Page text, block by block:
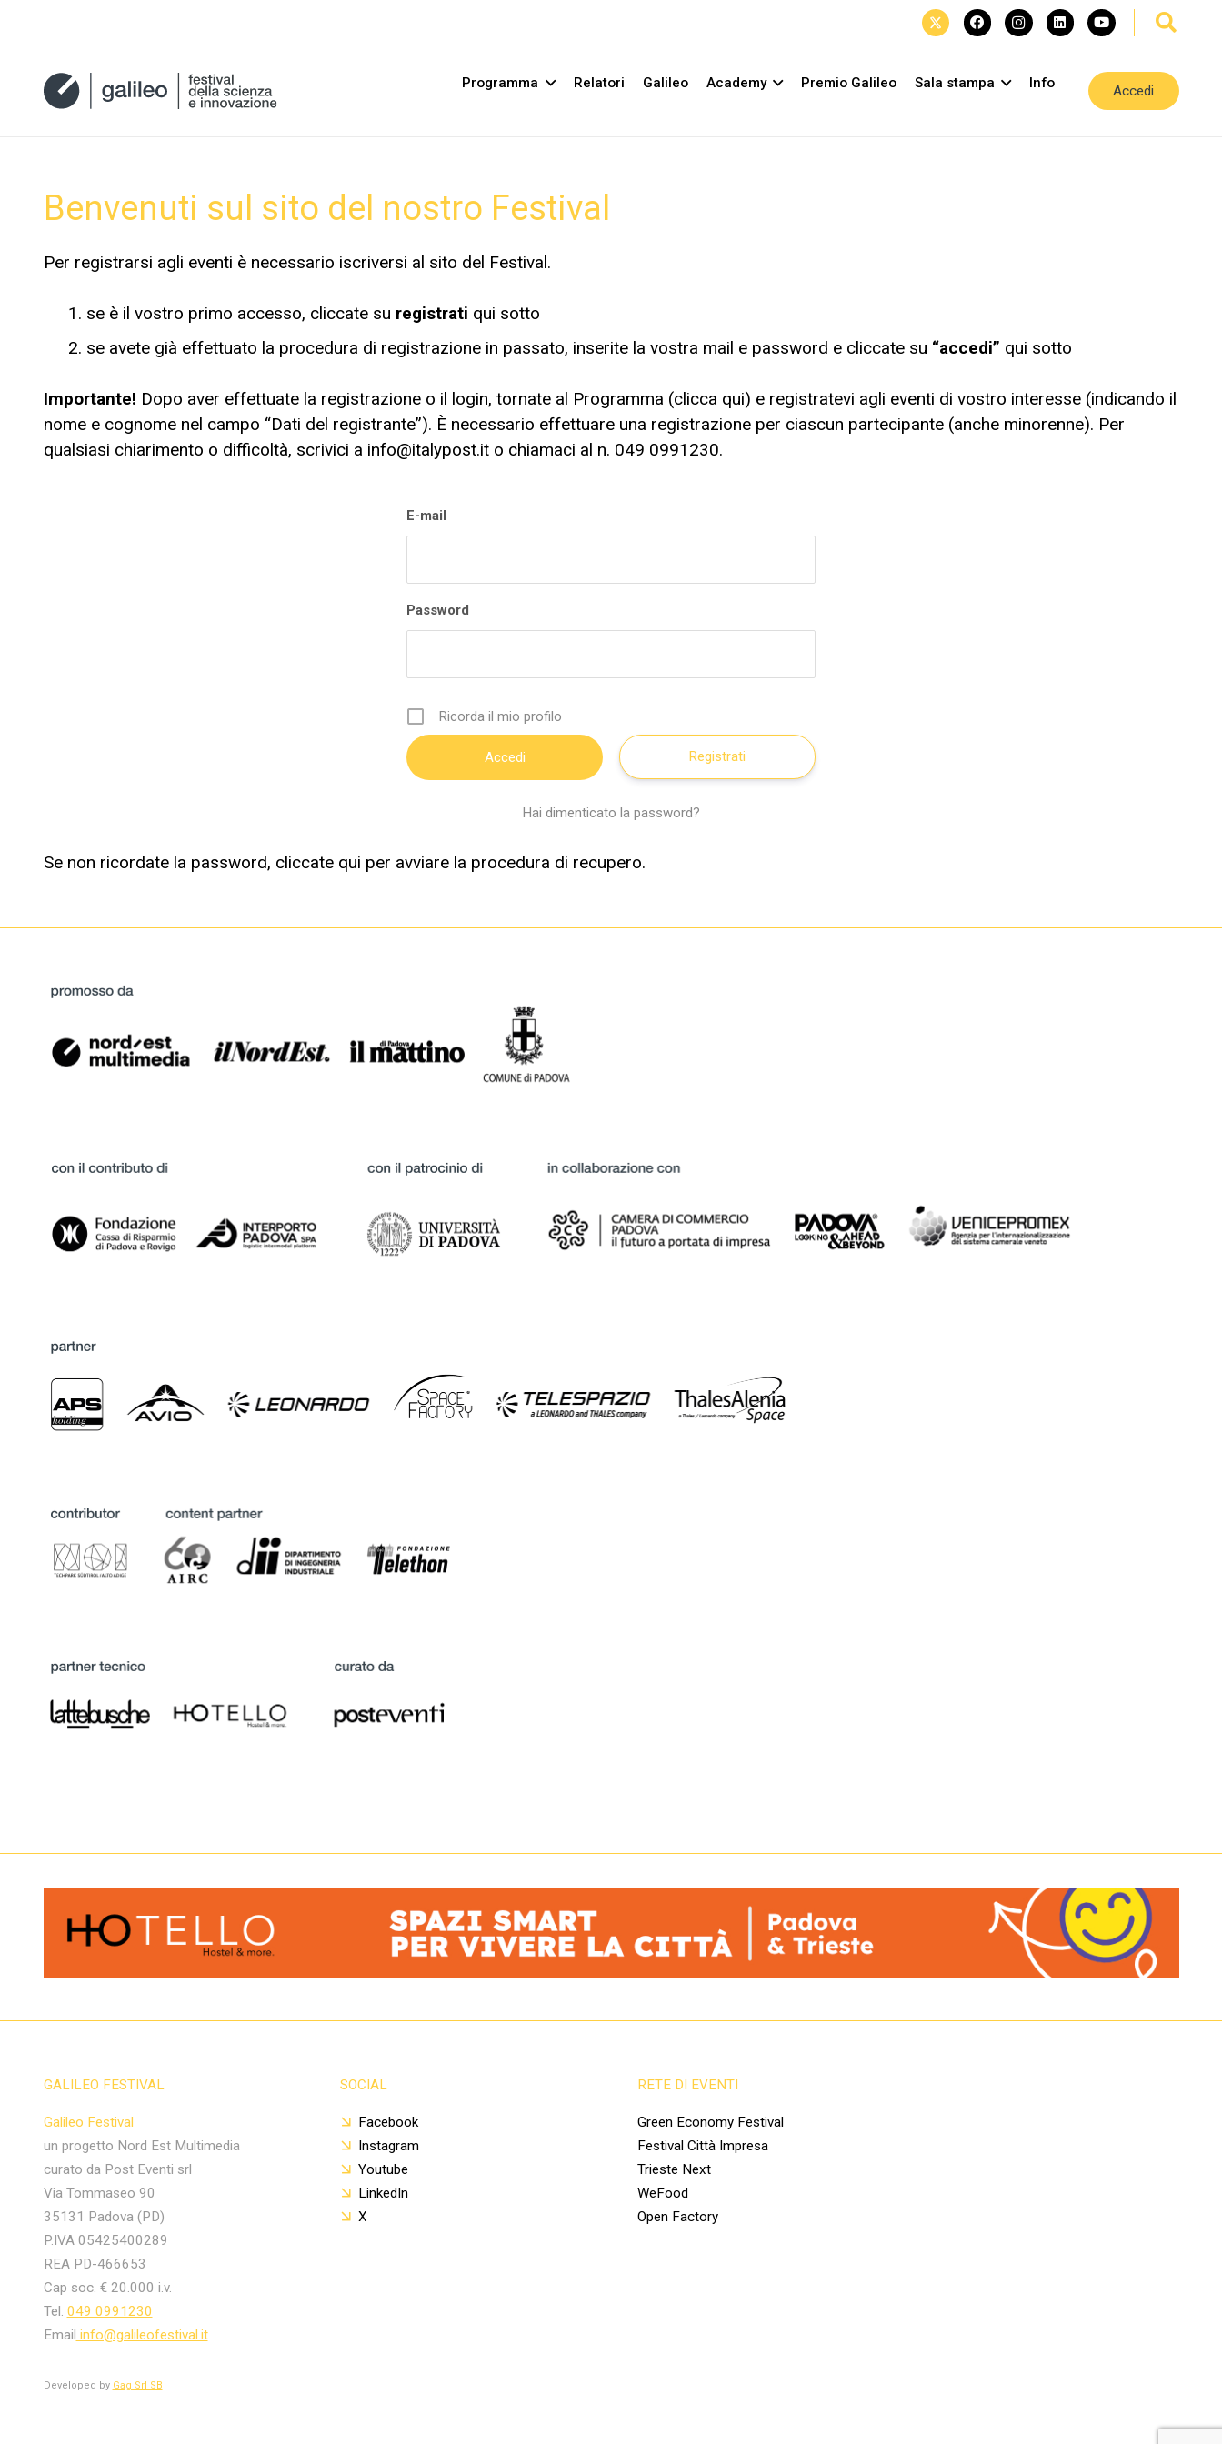
Programma Relatori Galileo Academy Premio Galileo Sala stampa Info
Accedi
Benvenuti sul sito del nostro Festival
Per registrarsi agli eventi è necessario iscriversi al sito del Festival.
se è il vostro primo accesso, cliccate su registrati qui sotto
se avete già effettuato la procedura di registrazione in passato, inserite la vostra mail e password e cliccate su “accedi” qui sotto
Importante! Dopo aver effettuate la registrazione o il login, tornate al Programma (clicca qui) e registratevi agli eventi di vostro interesse (indicando il
nome e cognome nel campo “Dati del registrante”). È necessario effettuare una registrazione per ciascun partecipante (anche minorenne). Per
qualsiasi chiarimento o difficoltà, scrivici a info@italypost.ito chiamaci al n. 049 0991230.
E-mail
Password
Ricorda il mio profilo
Registrati
Hai dimenticato la password?
Se non ricordate la password, cliccate qui per avviare la procedura di recupero.
GALILEO FESTIVAL
Galileo Festival
un progetto Nord Est Multimedia
curato da Post Eventi srl
Via Tommaseo 90
35131 Padova (PD)
P.IVA 05425400289
REA PD-466653
Cap soc. € 20.000 i.v.
Tel. 049 0991230
Email info@galileofestival.it
Developed by Gag Srl SB
SOCIAL
Facebook
Instagram
Youtube
LinkedIn
X
RETE DI EVENTI
Green Economy Festival
Festival Città Impresa
Trieste Next
WeFood
Open Factory